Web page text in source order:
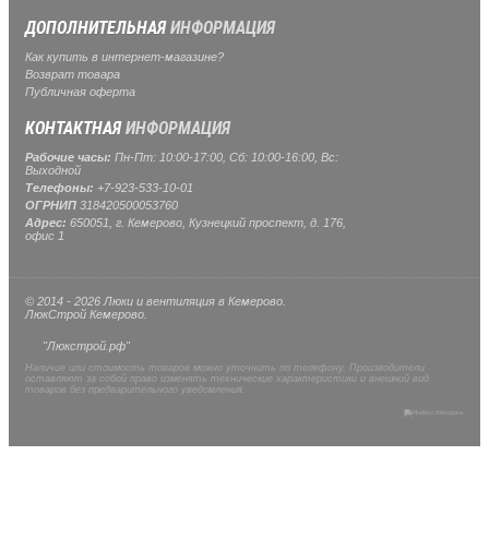
ДОПОЛНИТЕЛЬНАЯИНФОРМАЦИЯ
Как купить в интернет-магазине?
Возврат товара
Публичная оферта
КОНТАКТНАЯИНФОРМАЦИЯ
Рабочие часы: Пн-Пт: 10:00-17:00, Сб: 10:00-16:00, Вс:
Выходной
Телефоны: +7-923-533-10-01
ОГРНИП 318420500053760
Адрес: 650051, г. Кемерово, Кузнецкий проспект, д. 176,
офис 1
© 2014 - 2026 Люки и вентиляция в Кемерово.
ЛюкСтрой Кемерово.
"Люкстрой.рф"
Наличие или стоимость товаров можно уточнить по телефону. Производители
оставляют за собой право изменять технические характеристики и внешний вид
товаров без предварительного уведомления.